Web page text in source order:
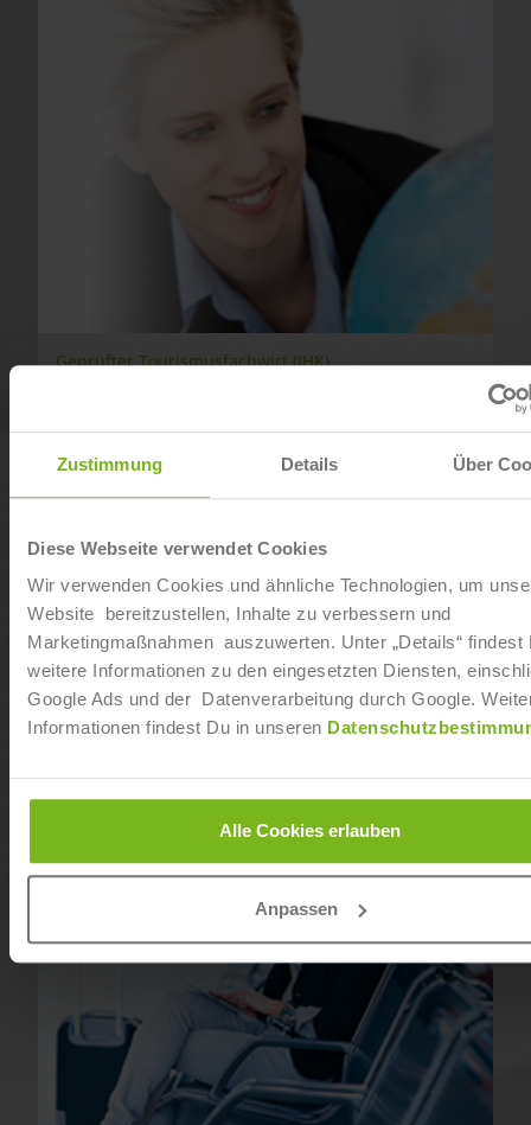
Zustimmung Details Über
Diese Webseite verwendet Cookies
Wir verwenden Cookies und ähnliche Technologien, um
Website bereitzustellen, Inhalte zu verbessern und
Marketingmaßnahmen auszuwerten. Unter „Details“ findest
weitere Informationen zu den eingesetzten Diensten,
Google Ads und der Datenverarbeitung durch Google.
Informationen findest Du in unseren
Alle Cookies erlauben
Anpassen
Geprüfter Tourismusfachwirt (IHK)